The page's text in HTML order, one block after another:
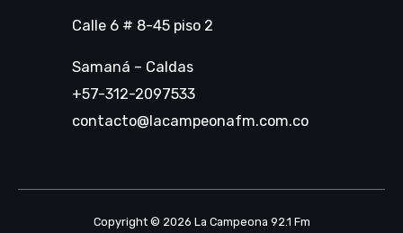
Calle 6 # 8-45 piso 2
Samaná – Caldas
+57-312-2097533
contacto@lacampeonafm.com.co
Copyright © 2026 La Campeona 92.1 Fm